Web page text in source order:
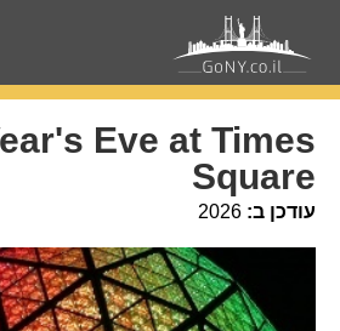
עמוד הבית אירועים בניו-יורק
Square
Eve at Times
Square
עודכן ב: 2026